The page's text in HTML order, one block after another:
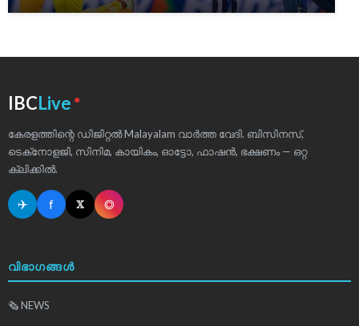
IBCLive ●
കേരളത്തിന്റെ ഡിജിറ്റൽ Malayalam വാർത്ത വേദി. ബിസിനസ്,
ടെക്‌നോളജി, സിനിമ, കായികം, ഓട്ടോ, ഫാഷൻ, ഭക്ഷണം — ഒറ്റ
ക്ലിക്കിൽ.
✈ f 𝕏 ◎
വിഭാഗങ്ങൾ
🗞 NEWS